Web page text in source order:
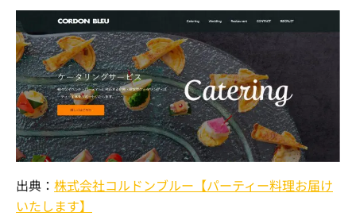
出典： 株式会社コルドンブルー【パーティー料理お届け
いたします】